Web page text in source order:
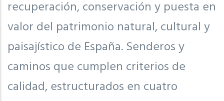
recuperación, conservación y puesta en
valor del patrimonio natural, cultural y
paisajístico de España. Senderos y
caminos que cumplen criterios de
calidad, estructurados en cuatro